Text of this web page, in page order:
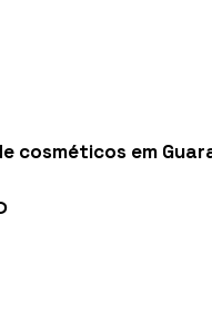
cosméticos em